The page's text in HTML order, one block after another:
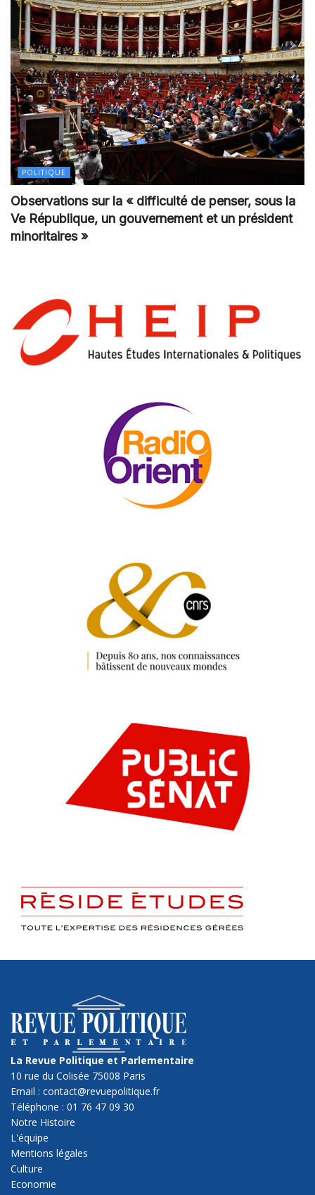
POLITIQUE
Observations sur la « difficulté de penser, sous la
Ve République, un gouvernement et un président
minoritaires »
La Revue Politique et Parlementaire
10 rue du Colisée 75008 Paris
Email : contact@revuepolitique.fr
Téléphone : 01 76 47 09 30
Notre Histoire
L'équipe
Mentions légales
Culture
Economie